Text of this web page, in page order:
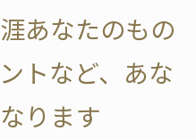
あなたのもの
トなど、あな
ります